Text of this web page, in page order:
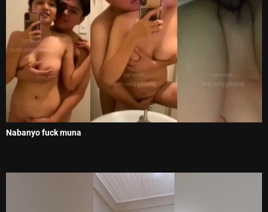
Nabanyo fuck muna